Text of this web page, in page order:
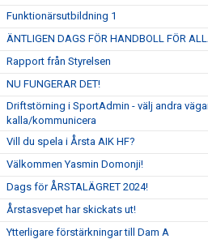
Funktionärsutbildning 1
ÄNTLIGEN DAGS FÖR HANDBOLL FÖR
Rapport från Styrelsen
NU FUNGERAR DET!
Driftstörning i SportAdmin - välj andra
kalla/kommunicera
Vill du spela i Årsta AIK HF?
Välkommen Yasmin Domonji!
Dags för ÅRSTALÄGRET 2024!
Årstasvepet har skickats ut!
Ytterligare förstärkningar till Dam A